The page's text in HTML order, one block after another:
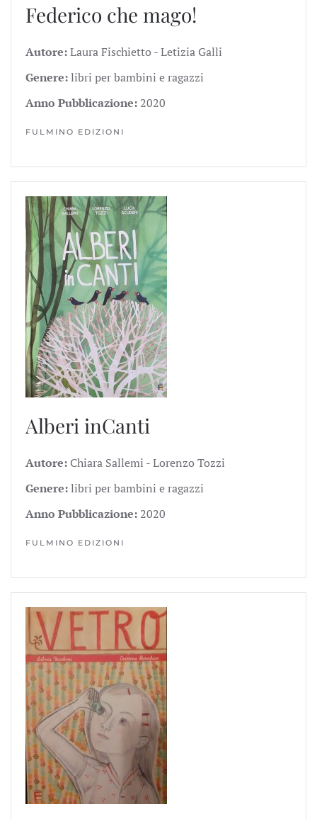
Federico che mago!
Autore:Laura Fischietto - Letizia Galli
Genere:libri per bambini e ragazzi
Anno Pubblicazione: 2020
FULMINO EDIZIONI
Alberi inCanti
Autore: Chiara Sallemi - Lorenzo Tozzi
Genere:libri per bambini e ragazzi
Anno Pubblicazione: 2020
FULMINO EDIZIONI